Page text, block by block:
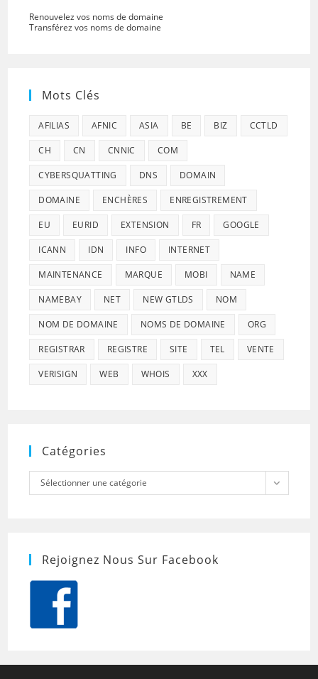
Renouvelez vos noms de domaine
Transférez vos noms de domaine
Mots Clés
AFILIAS AFNIC ASIA BE BIZ CCTLD
CH CN CNNIC COM
CYBERSQUATTING DNS DOMAIN
DOMAINE ENCHÈRES ENREGISTREMENT
EU EURID EXTENSION FR GOOGLE
ICANN IDN INFO INTERNET
MAINTENANCE MARQUE MOBI NAME
NAMEBAY NET NEW GTLDS NOM
NOM DE DOMAINE NOMS DE DOMAINE ORG
REGISTRAR REGISTRE SITE TEL VENTE
VERISIGN WEB WHOIS XXX
Catégories
Catégories
Sélectionner une catégorie
Rejoignez Nous Sur Facebook